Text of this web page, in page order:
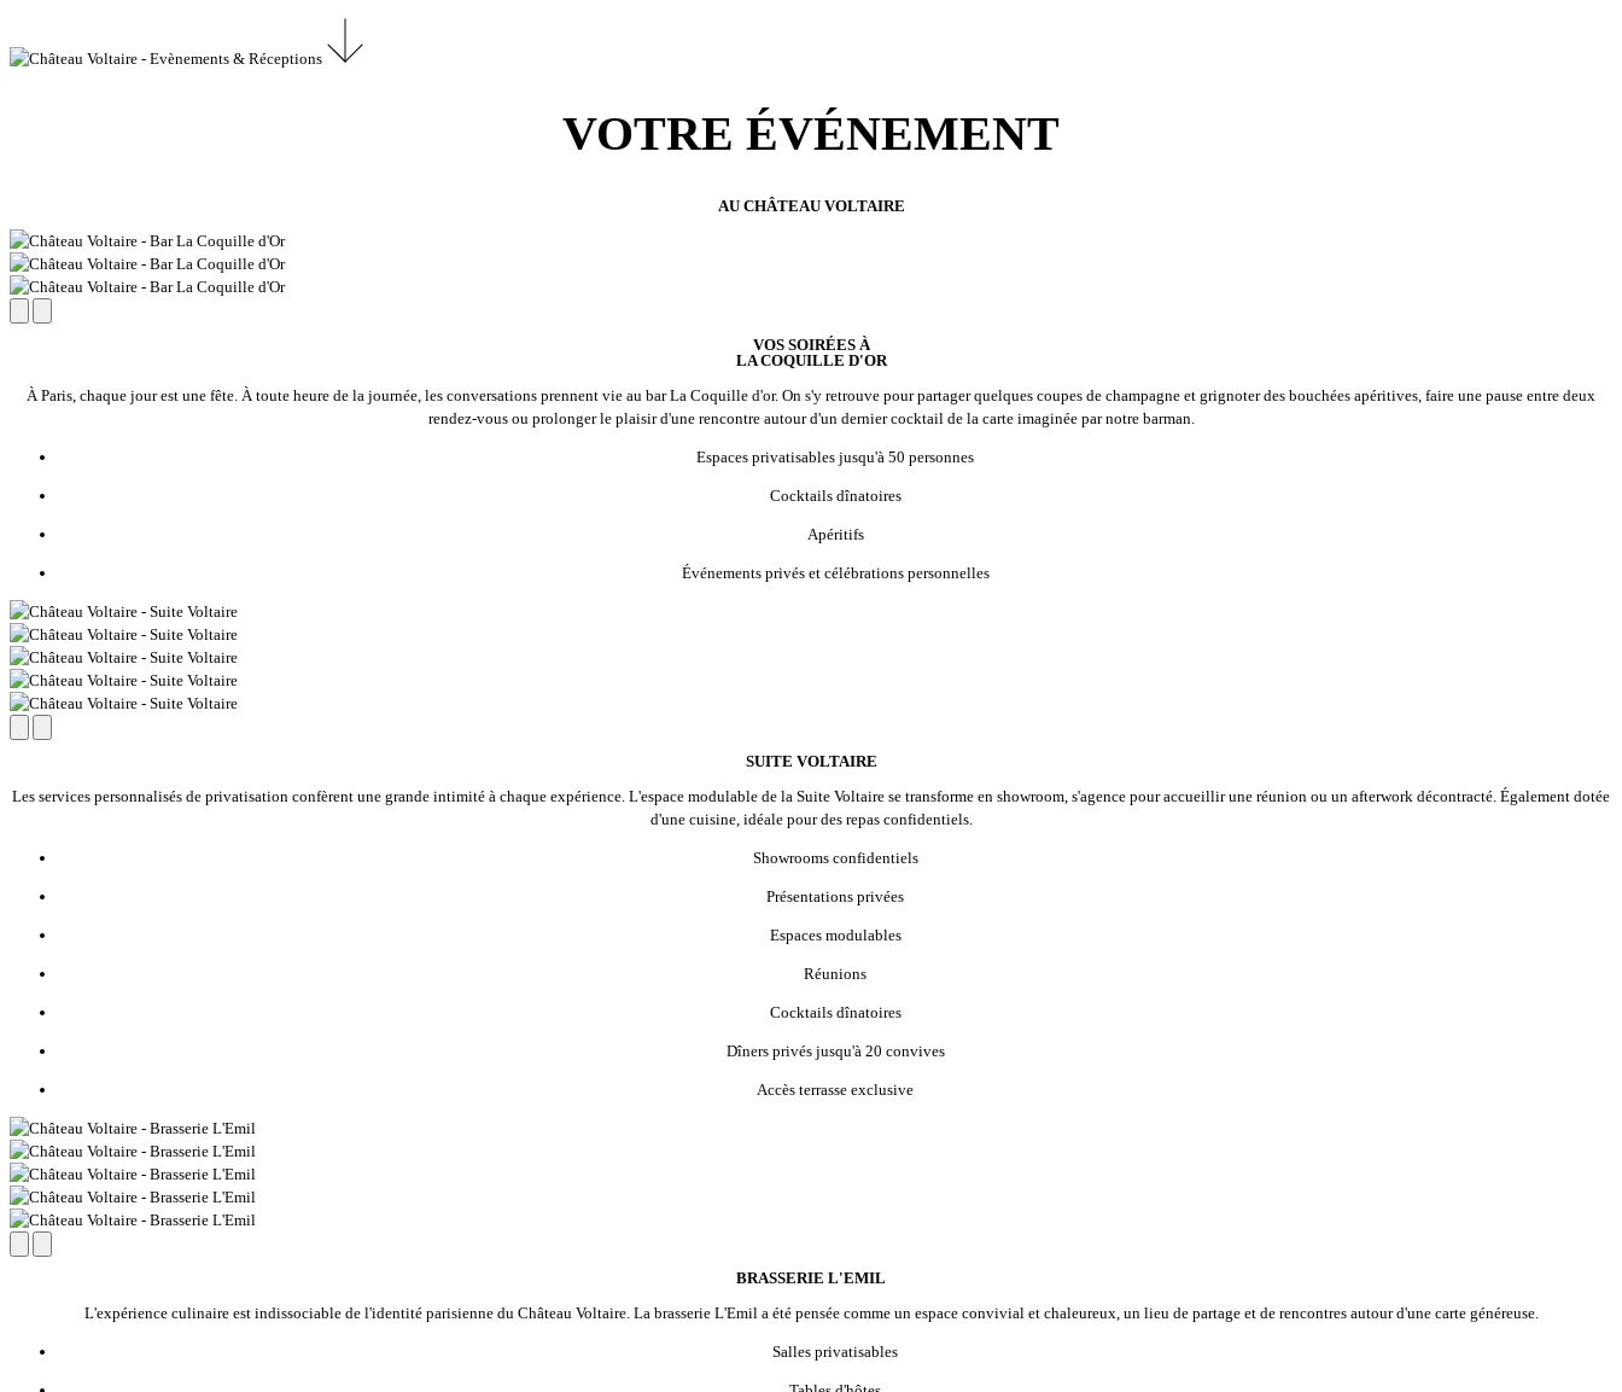
VOTRE ÉVÉNEMENT
AU CHÂTEAU VOLTAIRE
VOS SOIRÉES À
LA COQUILLE D'OR
À Paris, chaque jour est une fête. À toute heure de la journée, les conversations prennent vie au bar La Coquille d'or. On s'y retrouve pour partager quelques coupes de champagne et grignoter des bouchées apéritives, faire une pause entre deux
rendez-vous ou prolonger le plaisir d'une rencontre autour d'un dernier cocktail de la carte imaginée par notre barman.
Espaces privatisables jusqu'à 50 personnes
Cocktails dînatoires
Apéritifs
Événements privés et célébrations personnelles
SUITE VOLTAIRE
Les services personnalisés de privatisation confèrent une grande intimité à chaque expérience. L'espace modulable de la Suite Voltaire se transforme en showroom, s'agence pour accueillir une réunion ou un afterwork décontracté. Également dotée
d'une cuisine, idéale pour des repas confidentiels.
Showrooms confidentiels
Présentations privées
Espaces modulables
Réunions
Cocktails dînatoires
Dîners privés jusqu'à 20 convives
Accès terrasse exclusive
BRASSERIE L'EMIL
L'expérience culinaire est indissociable de l'identité parisienne du Château Voltaire. La brasserie L'Emil a été pensée comme un espace convivial et chaleureux, un lieu de partage et de rencontres autour d'une carte généreuse.
Salles privatisables